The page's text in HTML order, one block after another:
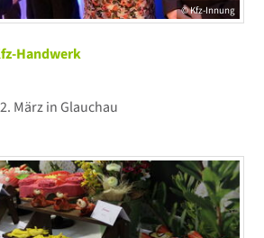
© Kfz-Innung
Handwerk
März in Glauchau